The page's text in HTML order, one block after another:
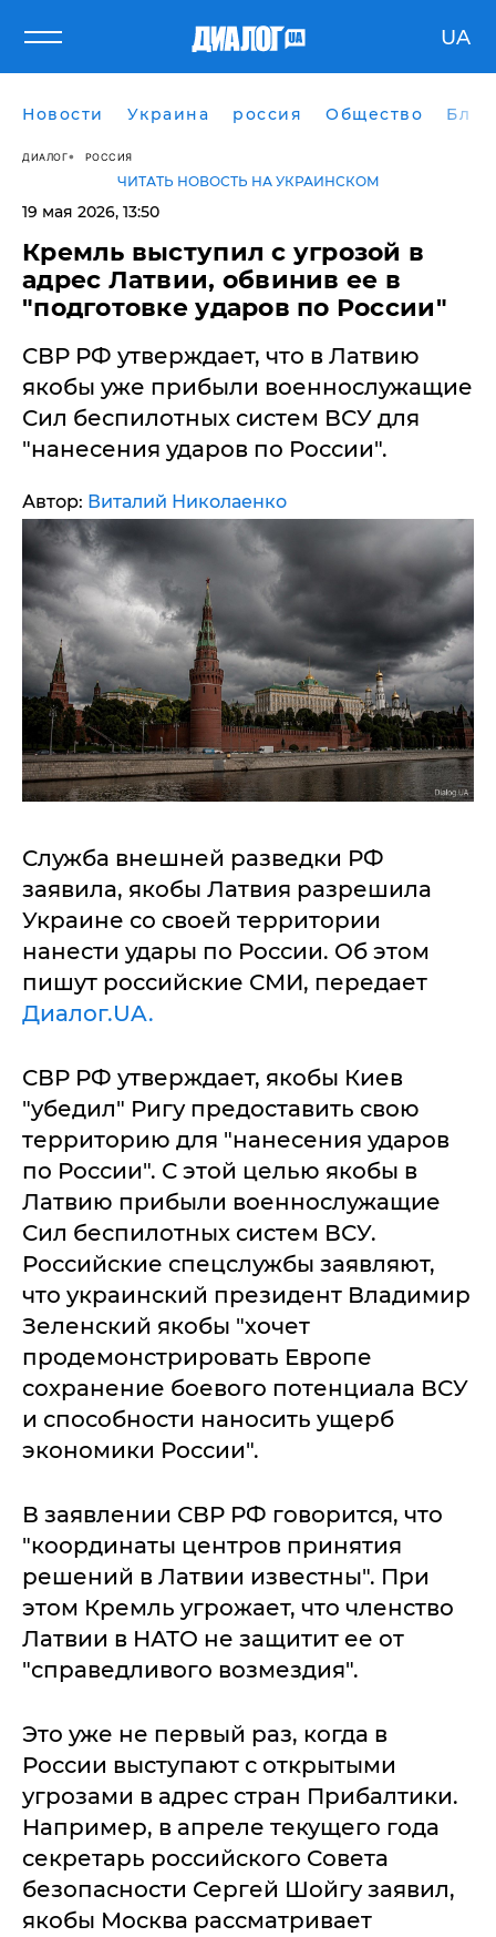
UA
Новости Украина россия Общество
ДИАЛОГ РОССИЯ
ЧИТАТЬ НОВОСТЬ НА УКРАИНСКОМ
19 мая 2026, 13:50
Кремль выступил с угрозой в
адрес Латвии, обвинив ее в
"подготовке ударов по России"
СВР РФ утверждает, что в Латвию
якобы уже прибыли военнослужащие
Сил беспилотных систем ВСУ для
"нанесения ударов по России".
Автор: Виталий Николаенко
Служба внешней разведки РФ
заявила, якобы Латвия разрешила
Украине со своей территории
нанести удары по России. Об этом
пишут российские СМИ, передает
Диалог.UA.
СВР РФ утверждает, якобы Киев
"убедил" Ригу предоставить свою
территорию для "нанесения ударов
по России". С этой целью якобы в
Латвию прибыли военнослужащие
Сил беспилотных систем ВСУ.
Российские спецслужбы заявляют,
что украинский президент Владимир
Зеленский якобы "хочет
продемонстрировать Европе
сохранение боевого потенциала ВСУ
и способности наносить ущерб
экономики России".
В заявлении СВР РФ говорится, что
"координаты центров принятия
решений в Латвии известны". При
этом Кремль угрожает, что членство
Латвии в НАТО не защитит ее от
"справедливого возмездия".
Это уже не первый раз, когда в
России выступают с открытыми
угрозами в адрес стран Прибалтики.
Например, в апреле текущего года
секретарь российского Совета
безопасности Сергей Шойгу заявил,
якобы Москва рассматривает